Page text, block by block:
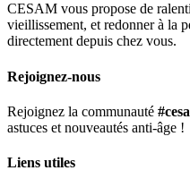
CESAM vous propose de
vieillissement, et redonner à la
directement depuis chez vous.
Rejoignez-nous
Rejoignez la communauté
astuces et nouveautés anti-âge !
Liens utiles